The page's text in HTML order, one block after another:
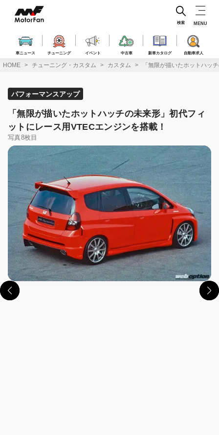
ス
車ニュース チューニング イベント 中古車 新車カタログ 自動車求人
検索 MENU
HOME チューニング・カスタム カスタム 「無限が描いたホットハッ
パフォーマンスアップ
「無限が描いたホットハッチの未来形」初代フィ
ットにレース用VTECエンジンを搭載！
写真8枚目